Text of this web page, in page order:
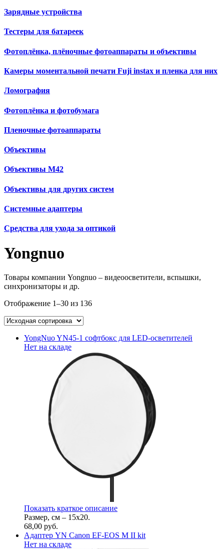
Зарядные устройства
Тестеры для батареек
Фотоплёнка, плёночные фотоаппараты и объективы
Камеры моментальной печати Fuji instax и пленка для них
Ломография
Фотоплёнка и фотобумага
Пленочные фотоаппараты
Объективы
Объективы М42
Объективы для других систем
Cистемные адаптеры
Средства для ухода за оптикой
Yongnuo
Товары компании Yongnuo – видеоосветители, вспышки,
синхронизаторы и др.
Отображение 1–30 из 136
YongNuo YN45-1 софтбокс для LED-осветителей
Нет на складе
Показать краткое описание
Размер, см – 15x20.
68,00 руб.
Адаптер YN Canon EF-EOS M II kit
Нет на складе